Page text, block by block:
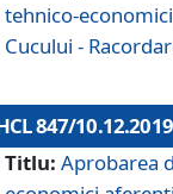
tehnico-
Cucului -
847/10.12.2019
Titlu: Aprobarea